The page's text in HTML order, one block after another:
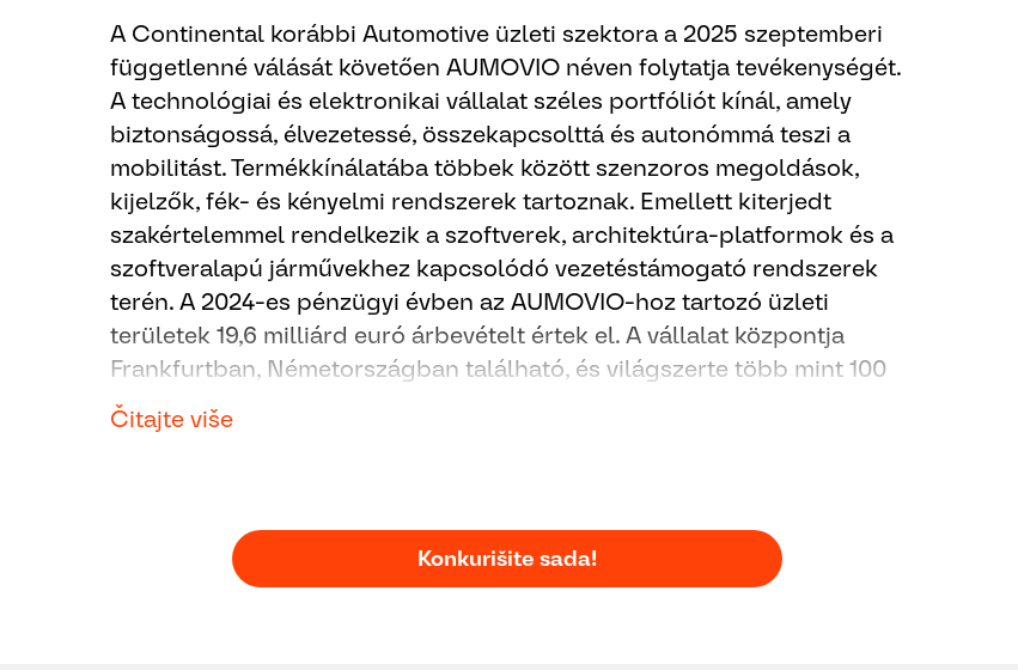
A Continental korábbi Automotive üzleti szektora a 2025 szeptemberi
függetlenné válását követően AUMOVIO néven folytatja tevékenységét.
A technológiai és elektronikai vállalat széles portfóliót kínál, amely
biztonságossá, élvezetessé, összekapcsolttá és autonómmá teszi a
mobilitást. Termékkínálatába többek között szenzoros megoldások,
kijelzők, fék- és kényelmi rendszerek tartoznak. Emellett kiterjedt
szakértelemmel rendelkezik a szoftverek, architektúra-platformok és a
szoftveralapú járművekhez kapcsolódó vezetéstámogató rendszerek
terén. A 2024-es pénzügyi évben az AUMOVIO-hoz tartozó üzleti
területek 19,6 milliárd euró árbevételt értek el. A vállalat központja
Frankfurtban, Németországban található, és világszerte több mint 100
telephelyen mintegy 87 000 munkatársat foglalkoztat.
Čitajte više
Konkurišite sada!